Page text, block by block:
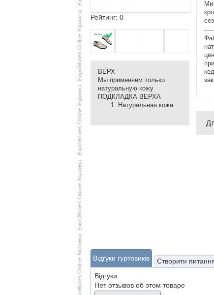
Рейтинг: 0
ВЕРХ
Мы применяем только
натуральную кожу
ПОДКЛАДКА ВЕРХА
Натуральная кожа
Ми
Відгуки гуртовиків
Створити
Відгуки
Нет отзывов об этом товаре